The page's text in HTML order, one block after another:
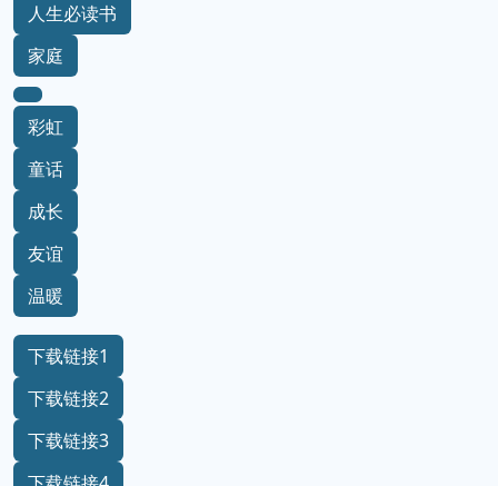
人生必读书
家庭
彩虹
童话
成长
友谊
温暖
下载链接1
下载链接2
下载链接3